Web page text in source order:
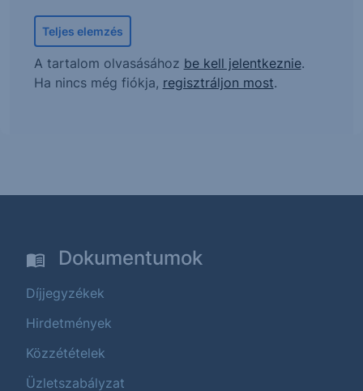
Teljes elemzés
A tartalom olvasásához be kell jelentkeznie.
Ha nincs még fiókja, regisztráljon most.
Dokumentumok
Díjjegyzékek
Hirdetmények
Közzétételek
Üzletszabályzat